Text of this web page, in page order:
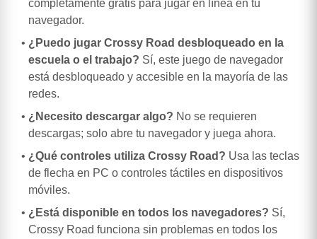
completamente gratis para jugar en línea en tu
navegador.
¿Puedo jugar Crossy Road desbloqueado en la
escuela o el trabajo? Sí, este juego de navegador
está desbloqueado y accesible en la mayoría de las
redes.
¿Necesito descargar algo? No se requieren
descargas; solo abre tu navegador y juega ahora.
¿Qué controles utiliza Crossy Road? Usa las teclas
de flecha en PC o controles táctiles en dispositivos
móviles.
¿Está disponible en todos los navegadores? Sí,
Crossy Road funciona sin problemas en todos los